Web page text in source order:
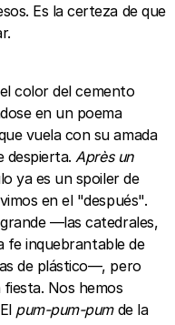
Es la certeza de que
color del cemento
en un poema
vuela con su amada
despierta. Après un
ya es un spoiler de
en el "después".
—las catedrales,
fe inquebrantable de
de plástico—, pero
Nos hemos
pum-pum-pumde la